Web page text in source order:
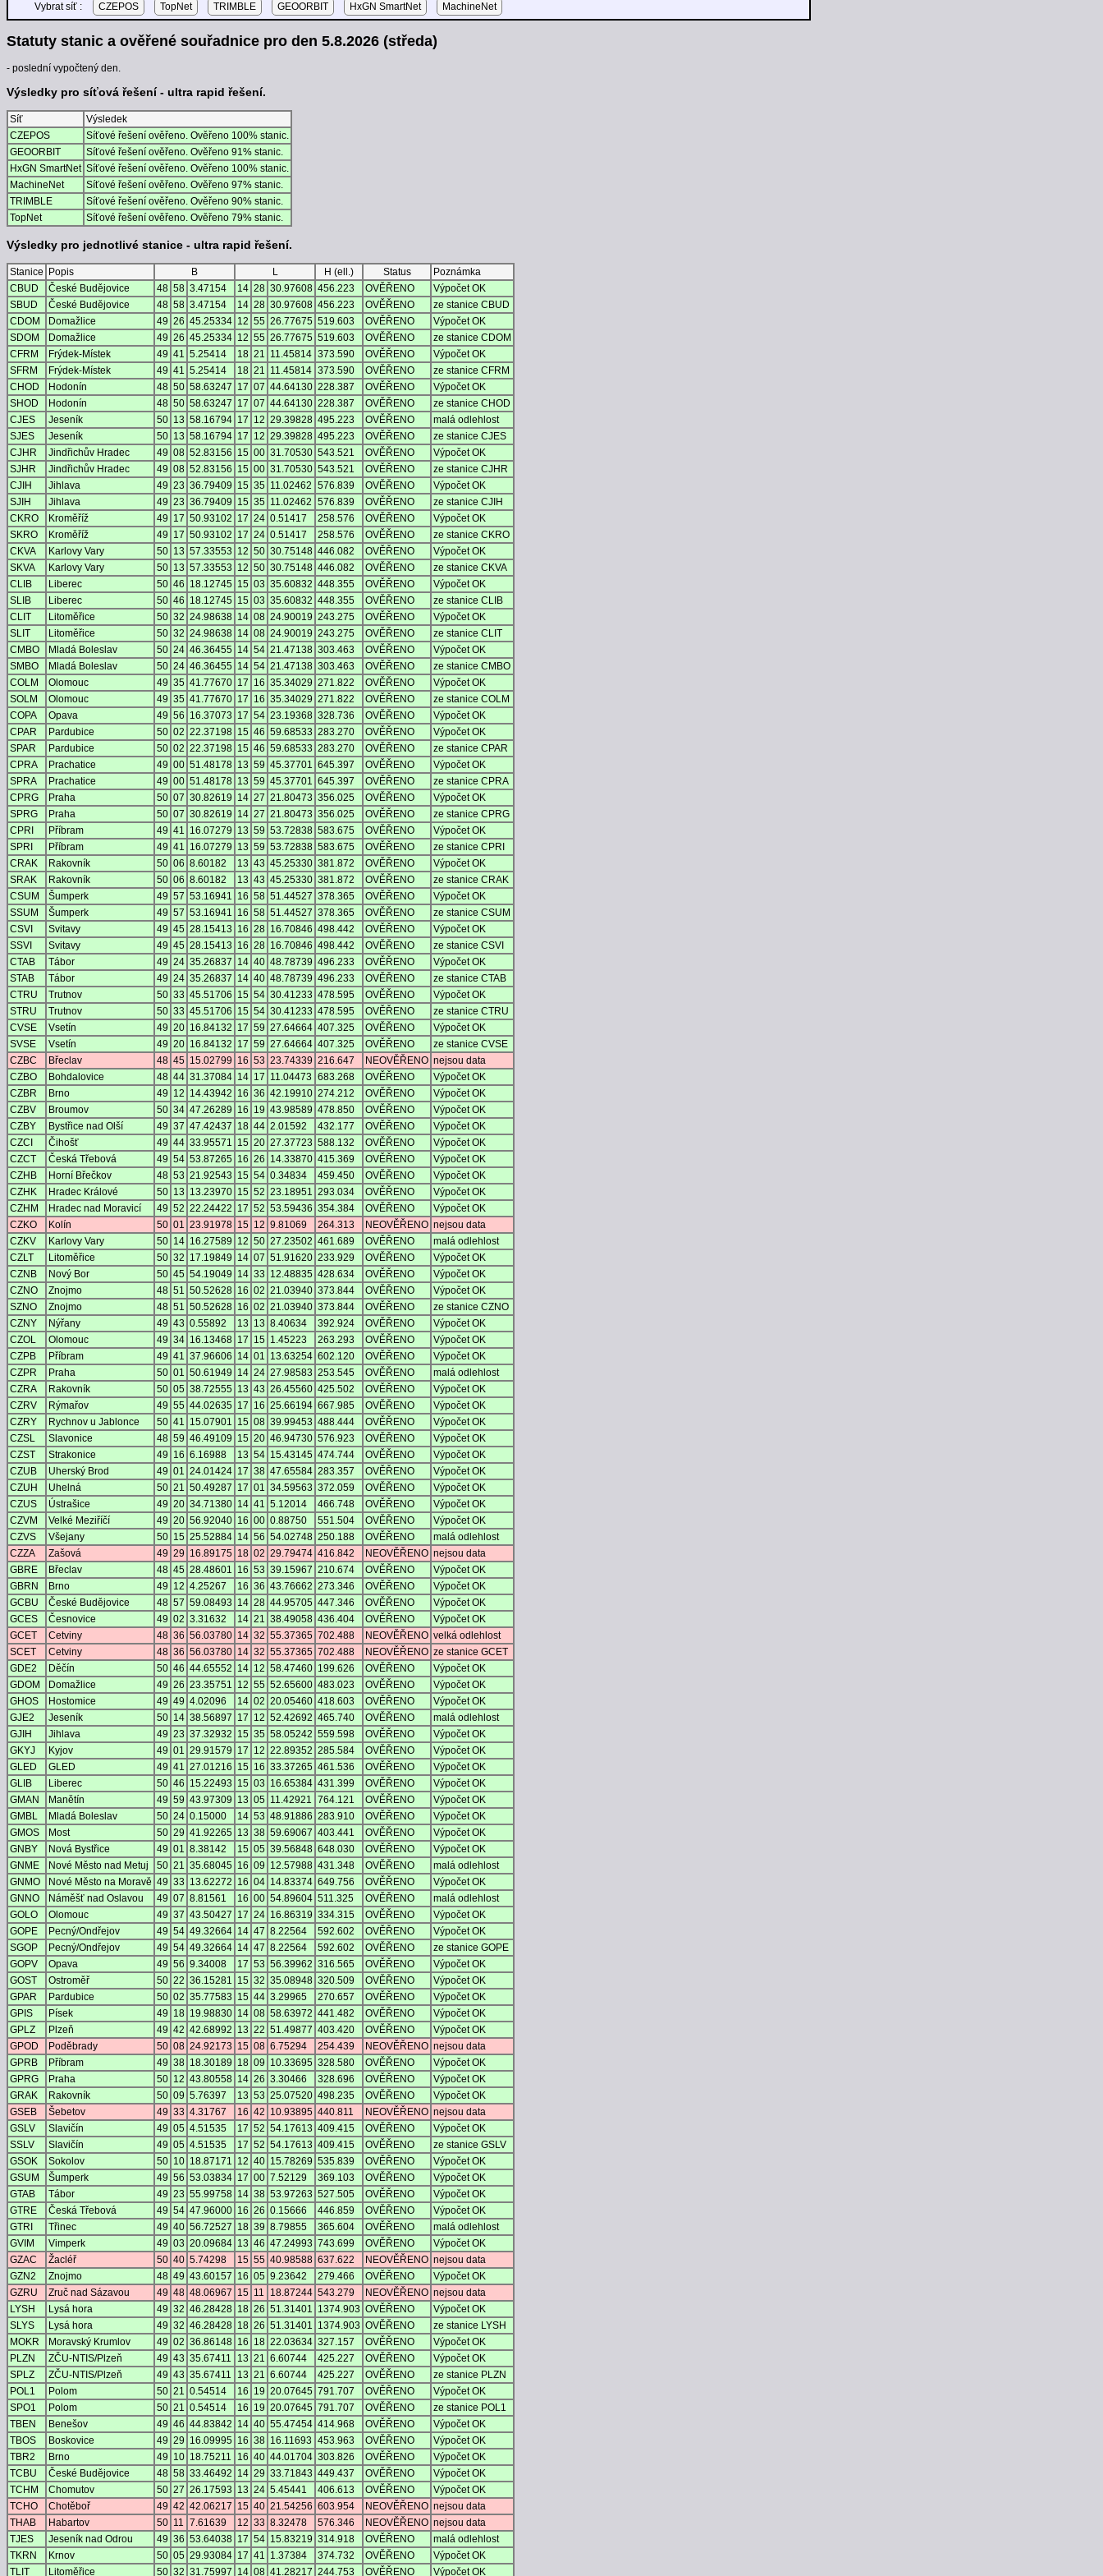
Vybrat síť : CZEPOS TopNet TRIMBLE GEOORBIT HxGN SmartNet MachineNet
Statuty stanic a ověřené souřadnice pro den 5.8.2026 (středa)
- poslední vypočtený den.
Výsledky pro síťová řešení - ultra rapid řešení.
Síť
Výsledek
CZEPOS
Síťové řešení ověřeno. Ověřeno 100% stanic.
GEOORBIT
Síťové řešení ověřeno. Ověřeno 91% stanic.
HxGN SmartNet Síťové řešení ověřeno. Ověřeno 100% stanic.
MachineNet
Síťové řešení ověřeno. Ověřeno 97% stanic.
TRIMBLE
Síťové řešení ověřeno. Ověřeno 90% stanic.
TopNet
Síťové řešení ověřeno. Ověřeno 79% stanic.
Výsledky pro jednotlivé stanice - ultra rapid řešení.
Stanice Popis B L H (ell.) Status
Poznámka
CBUD
České Budějovice 48 58 3.47154 14 28 30.97608 456.223 OVĚŘENO
Výpočet OK
SBUD
České Budějovice 48 58 3.47154 14 28 30.97608 456.223 OVĚŘENO
ze stanice CBUD
CDOM
Domažlice 49 26 45.25334 12 55 26.77675 519.603 OVĚŘENO
Výpočet OK
SDOM
Domažlice 49 26 45.25334 12 55 26.77675 519.603 OVĚŘENO
ze stanice CDOM
CFRM
Frýdek-Místek 49 41 5.25414 18 21 11.45814 373.590 OVĚŘENO
Výpočet OK
SFRM
Frýdek-Místek 49 41 5.25414 18 21 11.45814 373.590 OVĚŘENO
ze stanice CFRM
CHOD
Hodonín 48 50 58.63247 17 07 44.64130 228.387 OVĚŘENO
Výpočet OK
SHOD
Hodonín 48 50 58.63247 17 07 44.64130 228.387 OVĚŘENO
ze stanice CHOD
CJES
Jeseník 50 13 58.16794 17 12 29.39828 495.223 OVĚŘENO
malá odlehlost
SJES
Jeseník 50 13 58.16794 17 12 29.39828 495.223 OVĚŘENO
ze stanice CJES
CJHR
Jindřichův Hradec 49 08 52.83156 15 00 31.70530 543.521 OVĚŘENO
Výpočet OK
SJHR
Jindřichův Hradec 49 08 52.83156 15 00 31.70530 543.521 OVĚŘENO
ze stanice CJHR
CJIH
Jihlava 49 23 36.79409 15 35 11.02462 576.839 OVĚŘENO
Výpočet OK
SJIH
Jihlava 49 23 36.79409 15 35 11.02462 576.839 OVĚŘENO
ze stanice CJIH
CKRO
Kroměříž 49 17 50.93102 17 24 0.51417 258.576 OVĚŘENO
Výpočet OK
SKRO
Kroměříž 49 17 50.93102 17 24 0.51417 258.576 OVĚŘENO
ze stanice CKRO
CKVA
Karlovy Vary 50 13 57.33553 12 50 30.75148 446.082 OVĚŘENO
Výpočet OK
SKVA
Karlovy Vary 50 13 57.33553 12 50 30.75148 446.082 OVĚŘENO
ze stanice CKVA
CLIB
Liberec 50 46 18.12745 15 03 35.60832 448.355 OVĚŘENO
Výpočet OK
SLIB
Liberec 50 46 18.12745 15 03 35.60832 448.355 OVĚŘENO
ze stanice CLIB
CLIT
Litoměřice 50 32 24.98638 14 08 24.90019 243.275 OVĚŘENO
Výpočet OK
SLIT
Litoměřice 50 32 24.98638 14 08 24.90019 243.275 OVĚŘENO
ze stanice CLIT
CMBO
Mladá Boleslav 50 24 46.36455 14 54 21.47138 303.463 OVĚŘENO
Výpočet OK
SMBO
Mladá Boleslav 50 24 46.36455 14 54 21.47138 303.463 OVĚŘENO
ze stanice CMBO
COLM
Olomouc 49 35 41.77670 17 16 35.34029 271.822 OVĚŘENO
Výpočet OK
SOLM
Olomouc 49 35 41.77670 17 16 35.34029 271.822 OVĚŘENO
ze stanice COLM
COPA
Opava 49 56 16.37073 17 54 23.19368 328.736 OVĚŘENO
Výpočet OK
CPAR
Pardubice 50 02 22.37198 15 46 59.68533 283.270 OVĚŘENO
Výpočet OK
SPAR
Pardubice 50 02 22.37198 15 46 59.68533 283.270 OVĚŘENO
ze stanice CPAR
CPRA
Prachatice 49 00 51.48178 13 59 45.37701 645.397 OVĚŘENO
Výpočet OK
SPRA
Prachatice 49 00 51.48178 13 59 45.37701 645.397 OVĚŘENO
ze stanice CPRA
CPRG
Praha 50 07 30.82619 14 27 21.80473 356.025 OVĚŘENO
Výpočet OK
SPRG
Praha 50 07 30.82619 14 27 21.80473 356.025 OVĚŘENO
ze stanice CPRG
CPRI
Příbram 49 41 16.07279 13 59 53.72838 583.675 OVĚŘENO
Výpočet OK
SPRI
Příbram 49 41 16.07279 13 59 53.72838 583.675 OVĚŘENO
ze stanice CPRI
CRAK
Rakovník 50 06 8.60182 13 43 45.25330 381.872 OVĚŘENO
Výpočet OK
SRAK
Rakovník 50 06 8.60182 13 43 45.25330 381.872 OVĚŘENO
ze stanice CRAK
CSUM
Šumperk 49 57 53.16941 16 58 51.44527 378.365 OVĚŘENO
Výpočet OK
SSUM
Šumperk 49 57 53.16941 16 58 51.44527 378.365 OVĚŘENO
ze stanice CSUM
CSVI
Svitavy 49 45 28.15413 16 28 16.70846 498.442 OVĚŘENO
Výpočet OK
SSVI
Svitavy 49 45 28.15413 16 28 16.70846 498.442 OVĚŘENO
ze stanice CSVI
CTAB
Tábor 49 24 35.26837 14 40 48.78739 496.233 OVĚŘENO
Výpočet OK
STAB
Tábor 49 24 35.26837 14 40 48.78739 496.233 OVĚŘENO
ze stanice CTAB
CTRU
Trutnov 50 33 45.51706 15 54 30.41233 478.595 OVĚŘENO
Výpočet OK
STRU
Trutnov 50 33 45.51706 15 54 30.41233 478.595 OVĚŘENO
ze stanice CTRU
CVSE
Vsetín 49 20 16.84132 17 59 27.64664 407.325 OVĚŘENO
Výpočet OK
SVSE
Vsetín 49 20 16.84132 17 59 27.64664 407.325 OVĚŘENO
ze stanice CVSE
CZBC
Břeclav 48 45 15.02799 16 53 23.74339 216.647 NEOVĚŘENO nejsou data
CZBO
Bohdalovice 48 44 31.37084 14 17 11.04473 683.268 OVĚŘENO
Výpočet OK
CZBR
Brno 49 12 14.43942 16 36 42.19910 274.212 OVĚŘENO
Výpočet OK
CZBV
Broumov 50 34 47.26289 16 19 43.98589 478.850 OVĚŘENO
Výpočet OK
CZBY
Bystřice nad Olší 49 37 47.42437 18 44 2.01592 432.177 OVĚŘENO
Výpočet OK
CZCI
Čihošť 49 44 33.95571 15 20 27.37723 588.132 OVĚŘENO
Výpočet OK
CZCT
Česká Třebová 49 54 53.87265 16 26 14.33870 415.369 OVĚŘENO
Výpočet OK
CZHB
Horní Břečkov 48 53 21.92543 15 54 0.34834 459.450 OVĚŘENO
Výpočet OK
CZHK
Hradec Králové 50 13 13.23970 15 52 23.18951 293.034 OVĚŘENO
Výpočet OK
CZHM
Hradec nad Moravicí 49 52 22.24422 17 52 53.59436 354.384 OVĚŘENO
Výpočet OK
CZKO
Kolín 50 01 23.91978 15 12 9.81069 264.313 NEOVĚŘENO nejsou data
CZKV
Karlovy Vary 50 14 16.27589 12 50 27.23502 461.689 OVĚŘENO
malá odlehlost
CZLT
Litoměřice 50 32 17.19849 14 07 51.91620 233.929 OVĚŘENO
Výpočet OK
CZNB
Nový Bor 50 45 54.19049 14 33 12.48835 428.634 OVĚŘENO
Výpočet OK
CZNO
Znojmo 48 51 50.52628 16 02 21.03940 373.844 OVĚŘENO
Výpočet OK
SZNO
Znojmo 48 51 50.52628 16 02 21.03940 373.844 OVĚŘENO
ze stanice CZNO
CZNY
Nýřany 49 43 0.55892 13 13 8.40634 392.924 OVĚŘENO
Výpočet OK
CZOL
Olomouc 49 34 16.13468 17 15 1.45223 263.293 OVĚŘENO
Výpočet OK
CZPB
Příbram 49 41 37.96606 14 01 13.63254 602.120 OVĚŘENO
Výpočet OK
CZPR
Praha 50 01 50.61949 14 24 27.98583 253.545 OVĚŘENO
malá odlehlost
CZRA
Rakovník 50 05 38.72555 13 43 26.45560 425.502 OVĚŘENO
Výpočet OK
CZRV
Rýmařov 49 55 44.02635 17 16 25.66194 667.985 OVĚŘENO
Výpočet OK
CZRY
Rychnov u Jablonce 50 41 15.07901 15 08 39.99453 488.444 OVĚŘENO
Výpočet OK
CZSL
Slavonice 48 59 46.49109 15 20 46.94730 576.923 OVĚŘENO
Výpočet OK
CZST
Strakonice 49 16 6.16988 13 54 15.43145 474.744 OVĚŘENO
Výpočet OK
CZUB
Uherský Brod 49 01 24.01424 17 38 47.65584 283.357 OVĚŘENO
Výpočet OK
CZUH
Uhelná 50 21 50.49287 17 01 34.59563 372.059 OVĚŘENO
Výpočet OK
CZUS
Ústrašice 49 20 34.71380 14 41 5.12014 466.748 OVĚŘENO
Výpočet OK
CZVM
Velké Meziříčí 49 20 56.92040 16 00 0.88750 551.504 OVĚŘENO
Výpočet OK
CZVS
Všejany 50 15 25.52884 14 56 54.02748 250.188 OVĚŘENO
malá odlehlost
CZZA
Zašová 49 29 16.89175 18 02 29.79474 416.842 NEOVĚŘENO nejsou data
GBRE
Břeclav 48 45 28.48601 16 53 39.15967 210.674 OVĚŘENO
Výpočet OK
GBRN
Brno 49 12 4.25267 16 36 43.76662 273.346 OVĚŘENO
Výpočet OK
GCBU
České Budějovice 48 57 59.08493 14 28 44.95705 447.346 OVĚŘENO
Výpočet OK
GCES
Česnovice 49 02 3.31632 14 21 38.49058 436.404 OVĚŘENO
Výpočet OK
GCET
Cetviny 48 36 56.03780 14 32 55.37365 702.488 NEOVĚŘENO velká odlehlost
SCET
Cetviny 48 36 56.03780 14 32 55.37365 702.488 NEOVĚŘENO ze stanice GCET
GDE2
Děčín 50 46 44.65552 14 12 58.47460 199.626 OVĚŘENO
Výpočet OK
GDOM
Domažlice 49 26 23.35751 12 55 52.65600 483.023 OVĚŘENO
Výpočet OK
GHOS
Hostomice 49 49 4.02096 14 02 20.05460 418.603 OVĚŘENO
Výpočet OK
GJE2
Jeseník 50 14 38.56897 17 12 52.42692 465.740 OVĚŘENO
malá odlehlost
GJIH
Jihlava 49 23 37.32932 15 35 58.05242 559.598 OVĚŘENO
Výpočet OK
GKYJ
Kyjov 49 01 29.91579 17 12 22.89352 285.584 OVĚŘENO
Výpočet OK
GLED
GLED 49 41 27.01216 15 16 33.37265 461.536 OVĚŘENO
Výpočet OK
GLIB
Liberec 50 46 15.22493 15 03 16.65384 431.399 OVĚŘENO
Výpočet OK
GMAN
Manětín 49 59 43.97309 13 05 11.42921 764.121 OVĚŘENO
Výpočet OK
GMBL
Mladá Boleslav 50 24 0.15000 14 53 48.91886 283.910 OVĚŘENO
Výpočet OK
GMOS
Most 50 29 41.92265 13 38 59.69067 403.441 OVĚŘENO
Výpočet OK
GNBY
Nová Bystřice 49 01 8.38142 15 05 39.56848 648.030 OVĚŘENO
Výpočet OK
GNME
Nové Město nad Metuj 50 21 35.68045 16 09 12.57988 431.348 OVĚŘENO
malá odlehlost
GNMO
Nové Město na Moravě 49 33 13.62272 16 04 14.83374 649.756 OVĚŘENO
Výpočet OK
GNNO
Náměšť nad Oslavou 49 07 8.81561 16 00 54.89604 511.325 OVĚŘENO
malá odlehlost
GOLO
Olomouc 49 37 43.50427 17 24 16.86319 334.315 OVĚŘENO
Výpočet OK
GOPE
Pecný/Ondřejov 49 54 49.32664 14 47 8.22564 592.602 OVĚŘENO
Výpočet OK
SGOP
Pecný/Ondřejov 49 54 49.32664 14 47 8.22564 592.602 OVĚŘENO
ze stanice GOPE
GOPV
Opava 49 56 9.34008 17 53 56.39962 316.565 OVĚŘENO
Výpočet OK
GOST
Ostroměř 50 22 36.15281 15 32 35.08948 320.509 OVĚŘENO
Výpočet OK
GPAR
Pardubice 50 02 35.77583 15 44 3.29965 270.657 OVĚŘENO
Výpočet OK
GPIS
Písek 49 18 19.98830 14 08 58.63972 441.482 OVĚŘENO
Výpočet OK
GPLZ
Plzeň 49 42 42.68992 13 22 51.49877 403.420 OVĚŘENO
Výpočet OK
GPOD
Poděbrady 50 08 24.92173 15 08 6.75294 254.439 NEOVĚŘENO nejsou data
GPRB
Příbram 49 38 18.30189 18 09 10.33695 328.580 OVĚŘENO
Výpočet OK
GPRG
Praha 50 12 43.80558 14 26 3.30466 328.696 OVĚŘENO
Výpočet OK
GRAK
Rakovník 50 09 5.76397 13 53 25.07520 498.235 OVĚŘENO
Výpočet OK
GSEB
Šebetov 49 33 4.31767 16 42 10.93895 440.811 NEOVĚŘENO nejsou data
GSLV
Slavičín 49 05 4.51535 17 52 54.17613 409.415 OVĚŘENO
Výpočet OK
SSLV
Slavičín 49 05 4.51535 17 52 54.17613 409.415 OVĚŘENO
ze stanice GSLV
GSOK
Sokolov 50 10 18.87171 12 40 15.78269 535.839 OVĚŘENO
Výpočet OK
GSUM
Šumperk 49 56 53.03834 17 00 7.52129 369.103 OVĚŘENO
Výpočet OK
GTAB
Tábor 49 23 55.99758 14 38 53.97263 527.505 OVĚŘENO
Výpočet OK
GTRE
Česká Třebová 49 54 47.96000 16 26 0.15666 446.859 OVĚŘENO
Výpočet OK
GTRI
Třinec 49 40 56.72527 18 39 8.79855 365.604 OVĚŘENO
malá odlehlost
GVIM
Vimperk 49 03 20.09684 13 46 47.24993 743.699 OVĚŘENO
Výpočet OK
GZAC
Žacléř 50 40 5.74298 15 55 40.98588 637.622 NEOVĚŘENO nejsou data
GZN2
Znojmo 48 49 43.60157 16 05 9.23642 279.466 OVĚŘENO
Výpočet OK
GZRU
Zruč nad Sázavou 49 48 48.06967 15 11 18.87244 543.279 NEOVĚŘENO nejsou data
LYSH
Lysá hora 49 32 46.28428 18 26 51.31401 1374.903 OVĚŘENO
Výpočet OK
SLYS
Lysá hora 49 32 46.28428 18 26 51.31401 1374.903 OVĚŘENO
ze stanice LYSH
MOKR
Moravský Krumlov 49 02 36.86148 16 18 22.03634 327.157 OVĚŘENO
Výpočet OK
PLZN
ZČU-NTIS/Plzeň 49 43 35.67411 13 21 6.60744 425.227 OVĚŘENO
Výpočet OK
SPLZ
ZČU-NTIS/Plzeň 49 43 35.67411 13 21 6.60744 425.227 OVĚŘENO
ze stanice PLZN
POL1
Polom 50 21 0.54514 16 19 20.07645 791.707 OVĚŘENO
Výpočet OK
SPO1
Polom 50 21 0.54514 16 19 20.07645 791.707 OVĚŘENO
ze stanice POL1
TBEN
Benešov 49 46 44.83842 14 40 55.47454 414.968 OVĚŘENO
Výpočet OK
TBOS
Boskovice 49 29 16.09995 16 38 16.11693 453.963 OVĚŘENO
Výpočet OK
TBR2
Brno 49 10 18.75211 16 40 44.01704 303.826 OVĚŘENO
Výpočet OK
TCBU
České Budějovice 48 58 33.46492 14 29 33.71843 449.437 OVĚŘENO
Výpočet OK
TCHM
Chomutov 50 27 26.17593 13 24 5.45441 406.613 OVĚŘENO
Výpočet OK
TCHO
Chotěboř 49 42 42.06217 15 40 21.54256 603.954 NEOVĚŘENO nejsou data
THAB
Habartov 50 11 7.61639 12 33 8.32478 576.346 NEOVĚŘENO nejsou data
TJES
Jeseník nad Odrou 49 36 53.64038 17 54 15.83219 314.918 OVĚŘENO
malá odlehlost
TKRN
Krnov 50 05 29.93084 17 41 1.37384 374.732 OVĚŘENO
Výpočet OK
TLIT
Litoměřice 50 32 31.75997 14 08 41.28217 244.753 OVĚŘENO Výpočet OK